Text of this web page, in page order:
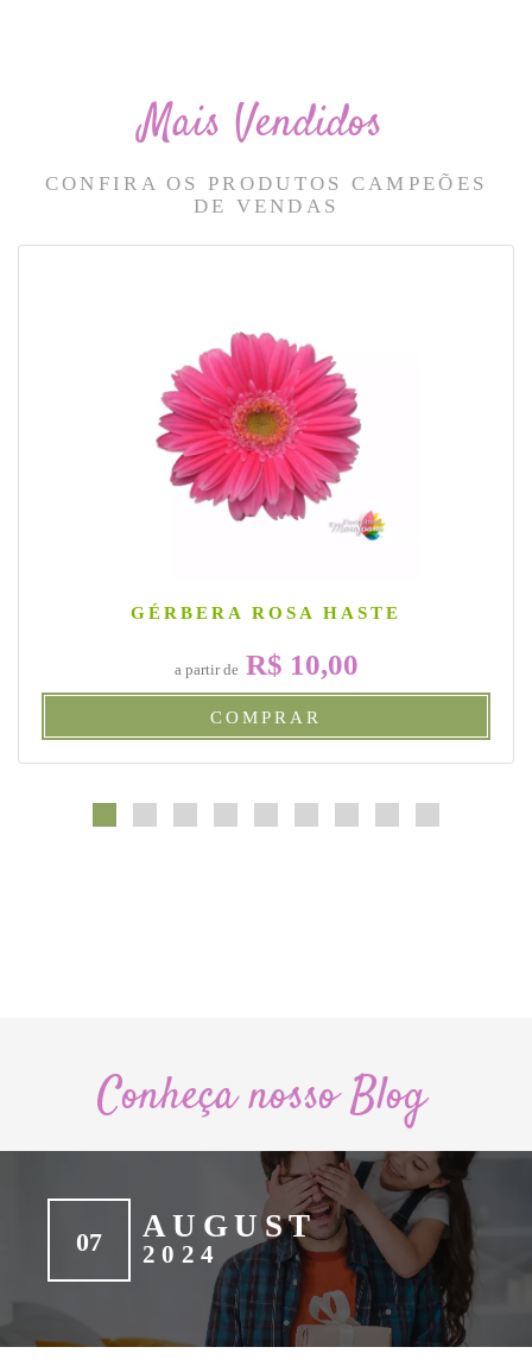
Mais Vendidos
CONFIRA OS PRODUTOS CAMPEÕES
DE VENDAS
GÉRBERA ROSA HASTE
a partir deR$ 10,00
COMPRAR
Conheça nosso Blog
07 AUGUST
2024